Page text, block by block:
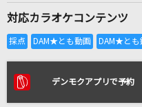
全
リアルタイムで
対応カラオケコンテンツ
デンモクアプリで予約